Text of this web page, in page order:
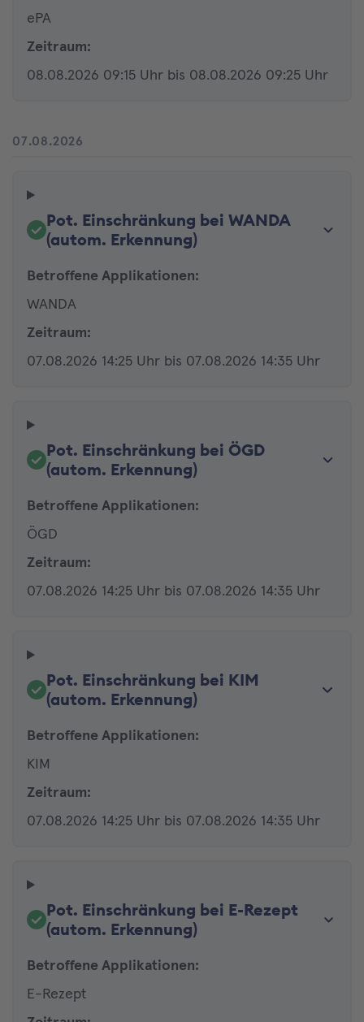
ePA
Zeitraum:
08.08.2026 09:15 Uhr bis 08.08.2026 09:25 Uhr
07.08.2026
Pot. Einschränkung bei WANDA
(autom. Erkennung)
Betroffene Applikationen:
WANDA
Zeitraum:
07.08.2026 14:25 Uhr bis 07.08.2026 14:35 Uhr
Pot. Einschränkung bei ÖGD
(autom. Erkennung)
Betroffene Applikationen:
ÖGD
Zeitraum:
07.08.2026 14:25 Uhr bis 07.08.2026 14:35 Uhr
Pot. Einschränkung bei KIM
(autom. Erkennung)
Betroffene Applikationen:
KIM
Zeitraum:
07.08.2026 14:25 Uhr bis 07.08.2026 14:35 Uhr
Pot. Einschränkung bei E-Rezept
(autom. Erkennung)
Betroffene Applikationen:
E-Rezept